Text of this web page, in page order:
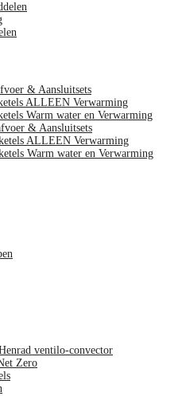
& Aansluitsets
ALLEEN Verwarming
Warm water en Verwarming
& Aansluitsets
ALLEEN Verwarming
Warm water en Verwarming
ventilo-convector
Zero